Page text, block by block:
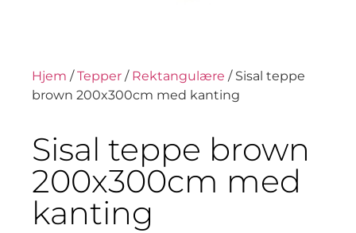
Hjem /Tepper / Rektangulære / Sisal teppe
brown 200x300cm med kanting
Sisal teppe brown
200x300cm med
kanting